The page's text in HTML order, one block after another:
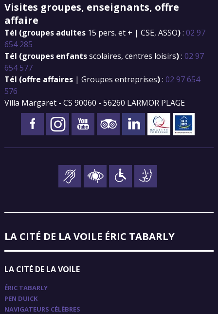
Visites groupes, enseignants, offre
affaire
Tél (groupes adultes 15 pers. et + | CSE, ASSO): 02 97
654 285
Tél (groupes enfantsscolaires, centres loisirs): 02 97
654 577
Tél (offre affaires | Groupes entreprises): 02 97 654
576
Villa Margaret - CS 90060 - 56260 LARMOR PLAGE
LA CITÉ DE LA VOILE ÉRIC TABARLY
LA CITÉ DE LA VOILE
ÉRIC TABARLY
PEN DUICK
NAVIGATEURS CÉLÈBRES